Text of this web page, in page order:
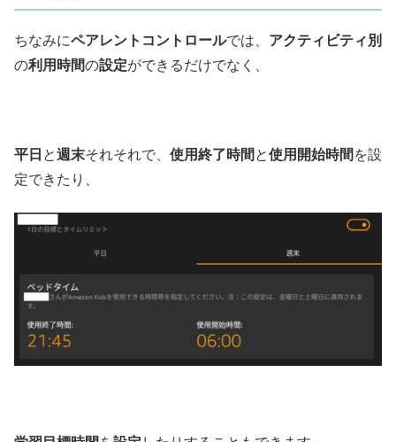
ちなみにペアレントコントロールでは、 アクティビティ別
の利用時間の設定ができるだけでなく、
平日 と週末それそれで、 使用終了時間 と使用開始時間 を設
定できたり、